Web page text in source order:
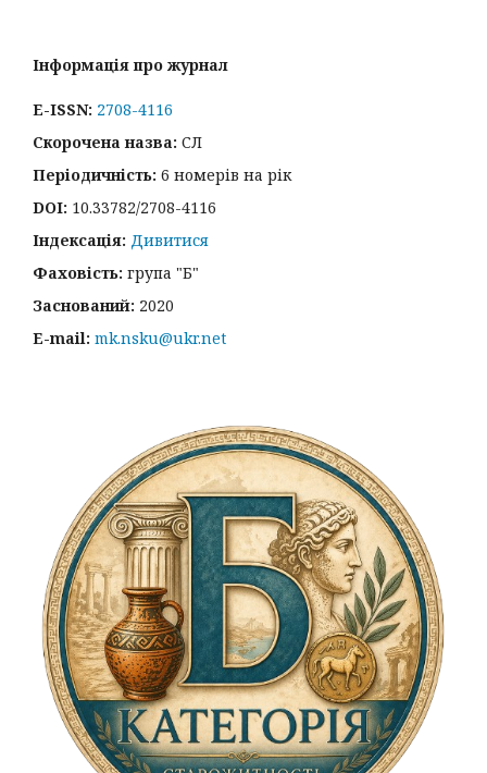
Інформація про журнал
E-ISSN: 2708-4116
Скорочена назва: СЛ
Періодичність: 6 номерів на рік
DOI: 10.33782/2708-4116
Індексація: Дивитися
Фаховість: група "Б"
Заснований: 2020
E-mail: mk.nsku@ukr.net